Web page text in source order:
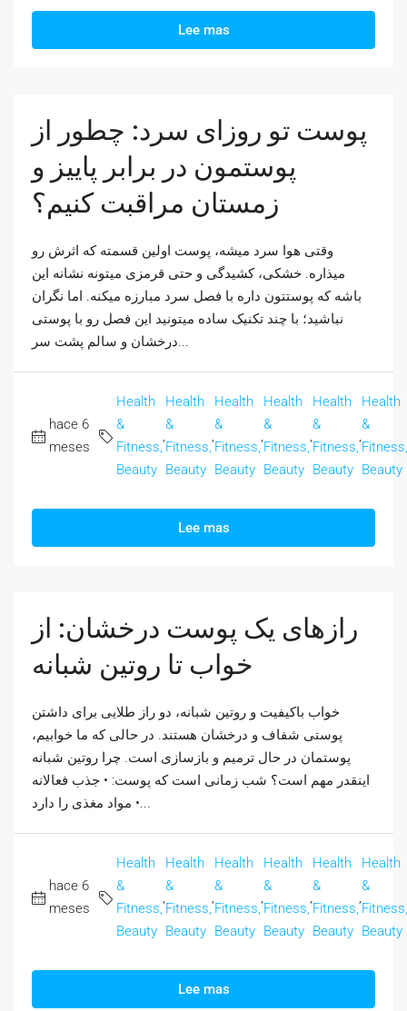
Lee mas
پوست تو روزای سرد: چطور از
پوستمون در برابر پاییز و
زمستان مراقبت کنیم؟
وقتی هوا سرد میشه، پوست اولین قسمته که اثرش رو
میذاره. خشکی، کشیدگی و حتی قرمزی میتونه نشانه این
باشه که پوستتون داره با فصل سرد مبارزه میکنه. اما نگران
نباشید؛ با چند تکنیک ساده میتونید این فصل رو با پوستی
درخشان و سالم پشت سر...
hace 6
meses
Health
&
Fitness,
Beauty
Health
&
Fitness,
Beauty
Health
&
Fitness,
Beauty
Health
&
Fitness,
Beauty
Health
&
Fitness,
Beauty
Health
&
Fitness,
Beauty
Lee mas
رازهای یک پوست درخشان: از
خواب تا روتین شبانه
خواب باکیفیت و روتین شبانه، دو راز طلایی برای داشتن
پوستی شفاف و درخشان هستند. در حالی که ما خوابیم،
پوستمان در حال ترمیم و بازسازی است. چرا روتین شبانه
اینقدر مهم است؟ شب زمانی است که پوست: • جذب فعالانه
مواد مغذی را دارد •...
hace 6
meses
Health
&
Fitness,
Beauty
Health
&
Fitness,
Beauty
Health
&
Fitness,
Beauty
Health
&
Fitness,
Beauty
Health
&
Fitness,
Beauty
Health
&
Fitness,
Beauty
Lee mas